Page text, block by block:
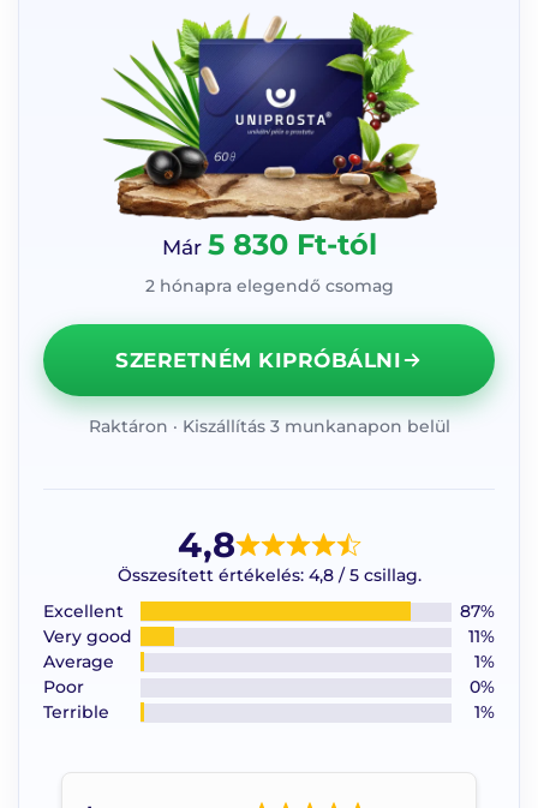
Már 5 830 Ft-tól
2 hónapra elegendő csomag
SZERETNÉM KIPRÓBÁLNI
Raktáron · Kiszállítás 3 munkanapon belül
4,8
Összesített értékelés: 4,8 / 5 csillag.
Excellent
87%
Very good
11%
Average
1%
Poor
0%
Terrible
1%